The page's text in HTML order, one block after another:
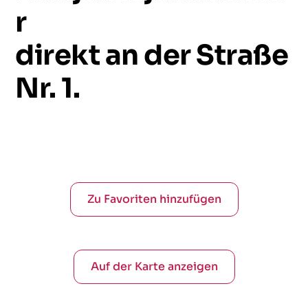
r
direktanderStraße
Nr.1.
Zu Favoriten hinzufügen
Auf der Karte anzeigen